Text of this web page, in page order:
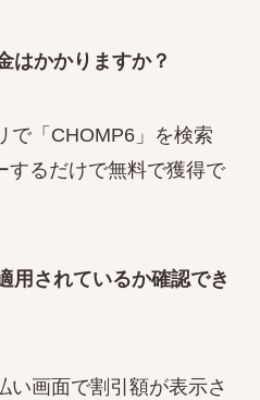
はかかりますか？
で「CHOMP6」を検索
するだけで無料で獲得で
用されているか確認でき
い画面で割引額が表示さ